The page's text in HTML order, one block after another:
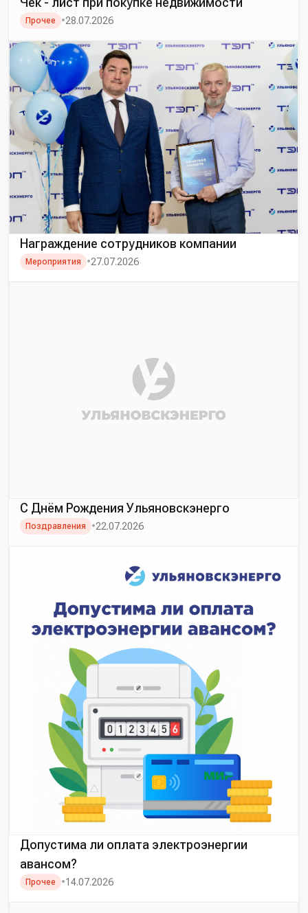
Прочее •28.07.2026
Награждение сотрудников компании
Мероприятия •27.07.2026
С Днём Рождения Ульяновскэнерго
Поздравления •22.07.2026
Допустима ли оплата электроэнергии
авансом?
Прочее •14.07.2026